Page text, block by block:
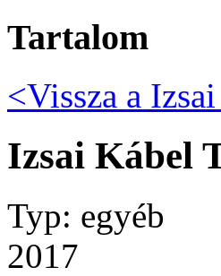
Tartalom
<Vissza a
Izsai Kábel
Typ: egyéb
2017